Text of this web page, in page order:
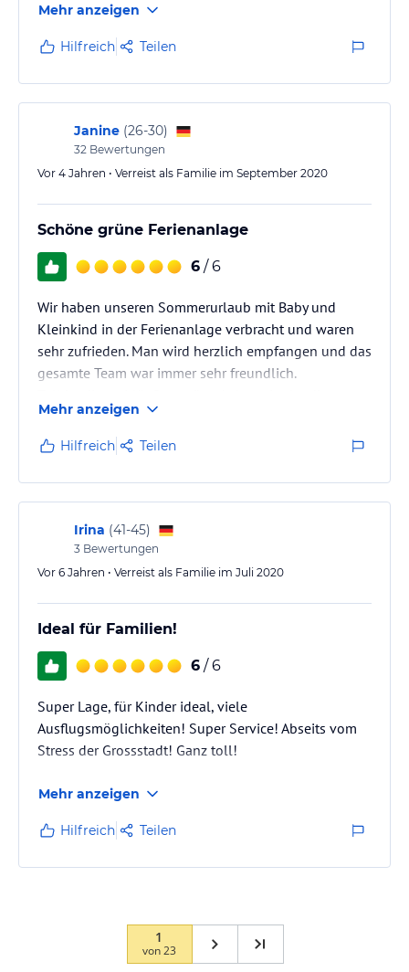
(kostenlosen) Fahrrädern herum und nahmen am
Kinderprogramm Teil.
Gleich nebenan ist ein wunderschöner kleiner
Badesee mit Spielplatz.
Die ganze Grünanlage mit viel Spiele-Möglichkeiten
und einigen Feuerstellen ist sehr weitläufige und top
gepflegt.
Die Einrichtung der Appartments…
Mehr anzeigen
Hilfreich Teilen
Janine (26-30)
32 Bewertungen
Vor 4 Jahren • Verreist als Familie im September 2020
Schöne grüne Ferienanlage
6 / 6
Wir haben unseren Sommerurlaub mit Baby und
Kleinkind in der Ferienanlage verbracht und waren
sehr zufrieden. Man wird herzlich empfangen und das
gesamte Team war immer sehr freundlich.
Kinder super spielen und Laufrad fahren konnten.
Die Wohnung hatte alles was man braucht, könnte
aber bezüglich des Mobiliars modernisiert werden.
Auch der Indoor- Spielbereich ist sehr schön. Wir
können die Anlage für Familien weiter empfehlen.
Mehr anzeigen
Hilfreich Teilen
Irina (41-45)
3 Bewertungen
Vor 6 Jahren • Verreist als Familie im Juli 2020
Ideal für Familien!
6 / 6
Super Lage, für Kinder ideal, viele
Ausflugsmöglichkeiten! Super Service! Abseits vom
Stress der Grossstadt! Ganz toll!
Mehr anzeigen
Hilfreich Teilen
1
von23